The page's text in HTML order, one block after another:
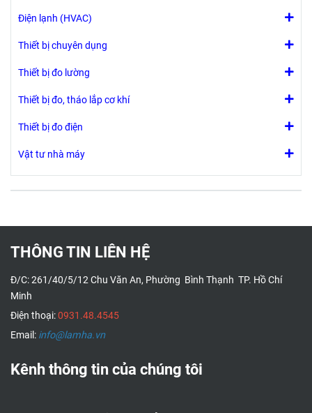
- Khi cháy
khí Halogen
được tia UV
Điện lạnh (HVAC)
Thiết bị chuyên dụng
Thiết bị đo lường
Thiết bị đo, tháo lắp cơ khí
Thiết bị đo điện
Vật tư nhà máy
THÔNG TIN LIÊN HỆ
Đ/C: 261/40/5/12 Chu Văn An, Phường Bình Thạnh TP. Hồ Chí
Minh
Điện thoại:0931.48.4545
Email: info@lamha.vn
Kênh thông tin của chúng tôi